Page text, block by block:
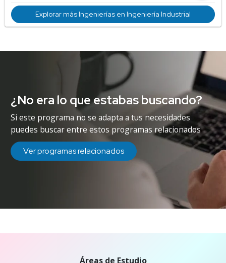
Explorar más Ingenierías en Ingeniería Industrial
¿No era lo que estabas buscando?
Si este programa no se adapta a tus necesidades
puedes buscar entre estos programas relacionados
Ver programas relacionados
Áreas de Estudio